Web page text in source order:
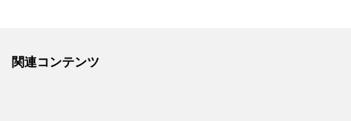
関連コンテンツ